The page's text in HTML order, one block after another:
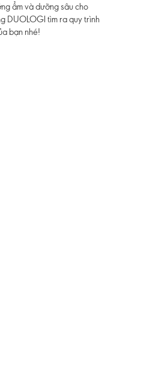
ẩm và dưỡng sâu cho
DUOLOGI tìm ra quy trình
bạn nhé!